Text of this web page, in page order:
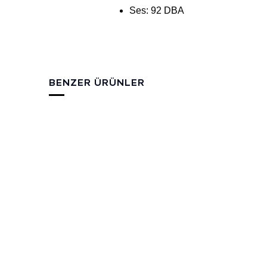
Ses: 92 DBA
BENZER ÜRÜNLER